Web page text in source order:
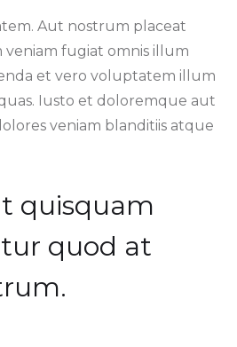
Aut nostrum placeat
fugiat omnis illum
et vero voluptatem illum
Iusto et doloremque aut
veniam blanditiis atque
quisquam
quod at